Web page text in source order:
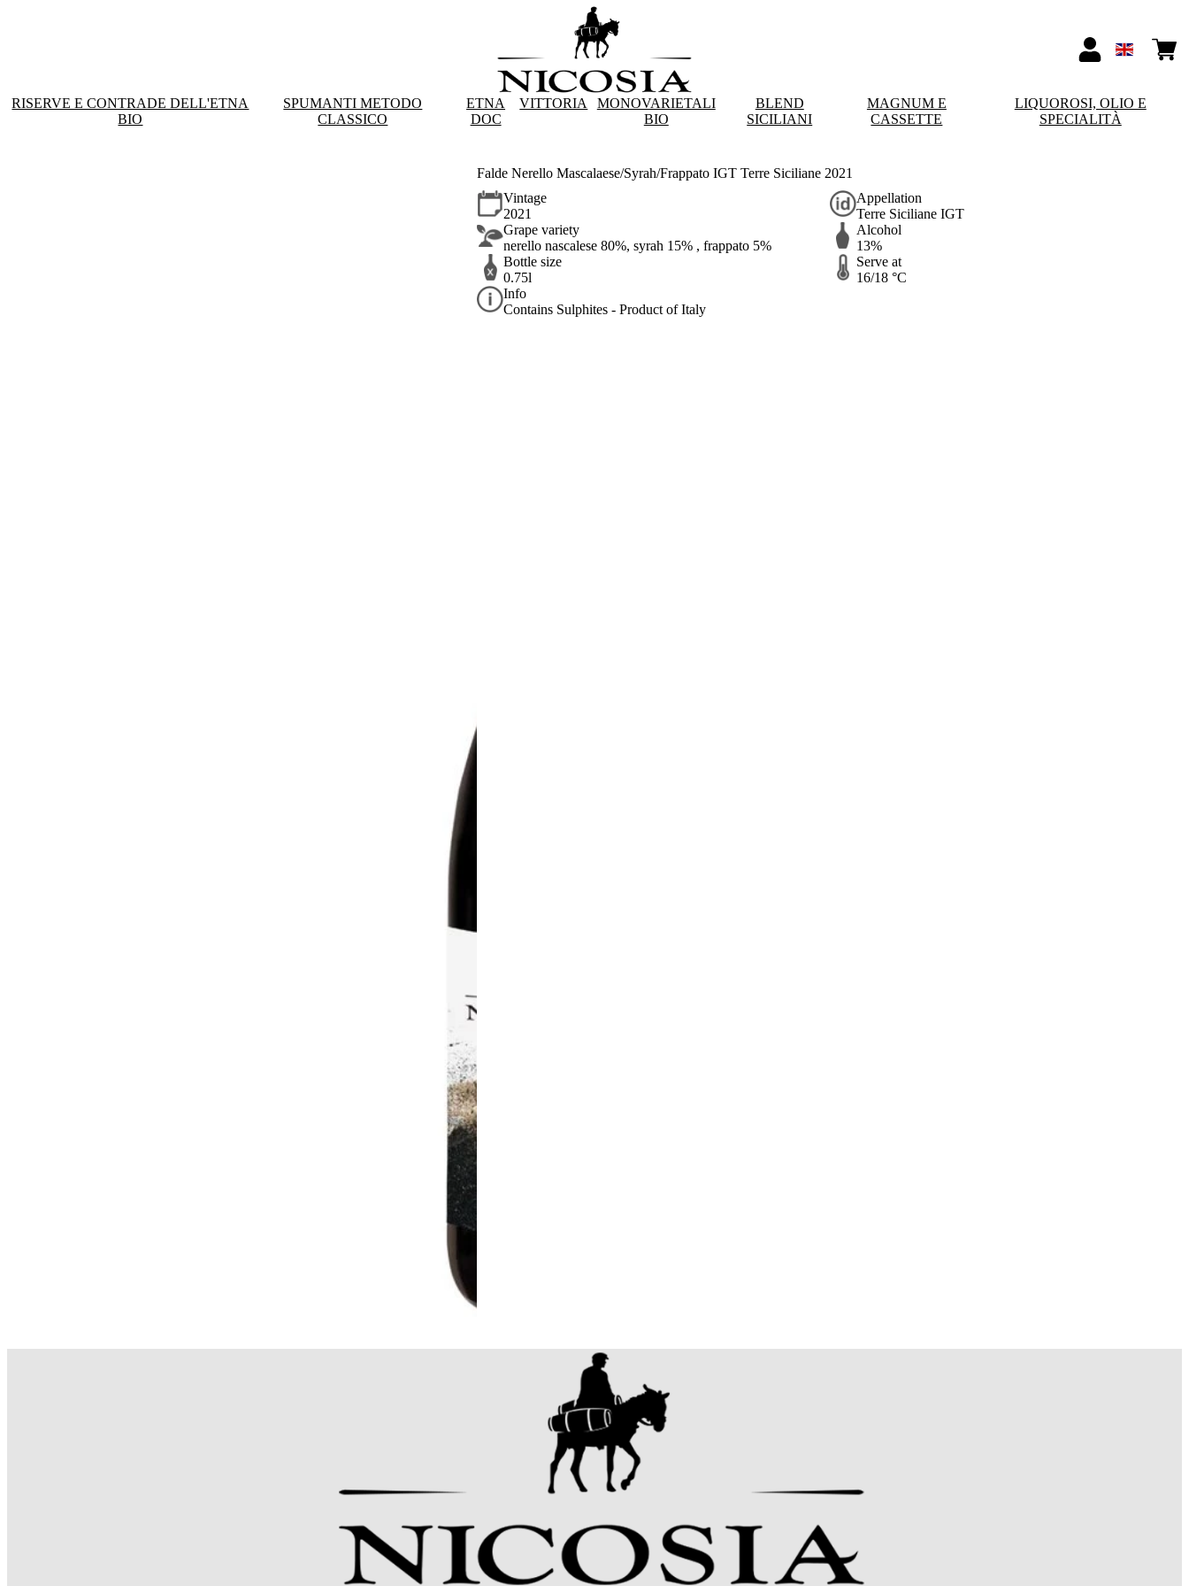
RISERVE E CONTRADE DELL'ETNA
BIO
SPUMANTI METODO
CLASSICO
ETNA
DOC
VITTORIA
MONOVARIETALI
BIO
BLEND
SICILIANI
MAGNUM E
CASSETTE
LIQUOROSI, OLIO E
SPECIALITÀ
Falde Nerello Mascalaese/Syrah/Frappato IGT Terre Siciliane 2021
Vintage
2021
Appellation
Terre Siciliane IGT
Grape variety
nerello nascalese 80%, syrah 15% , frappato 5%
Alcohol
13%
Bottle size
0.75l
Serve at
16/18 °C
Info
Contains Sulphites - Product of Italy